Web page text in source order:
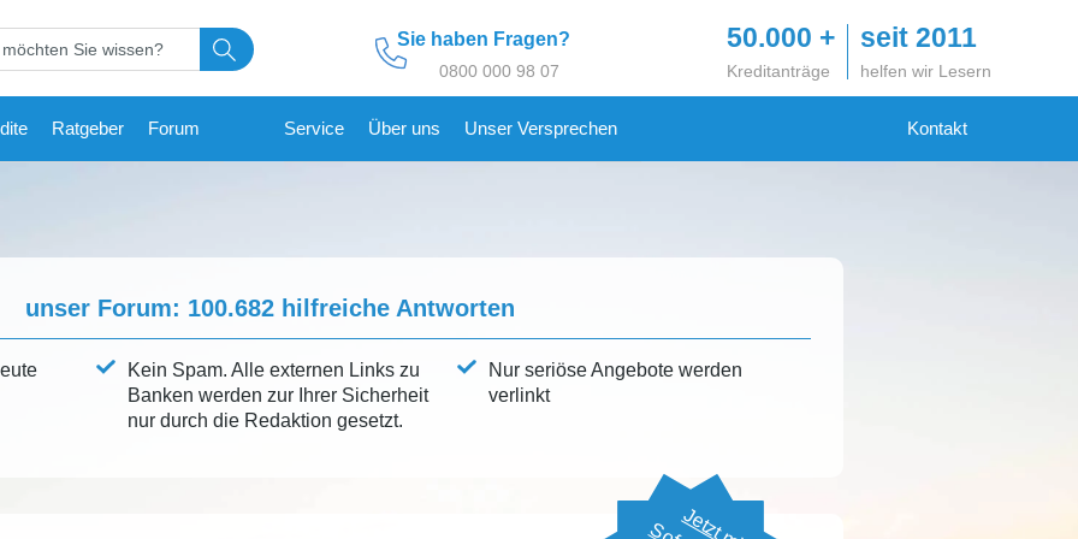
Sie haben Fragen?
0800 000 98 07
50.000 +
Kreditanträge
seit 2011
helfen wir Lesern
Ratgeber Forum Service Über uns Unser Versprechen Kontakt
unser Forum: 100.682hilfreiche Antworten
Kein Spam. Alle externen Links zu
Banken werden zur Ihrer Sicherheit
nur durch die Redaktion gesetzt.
Nur seriöse Angebote werden
verlinkt